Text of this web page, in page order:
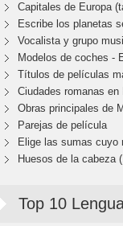
Capitales de Europa
Escribe los planetas
Vocalista y grupo
Modelos de coches -
Títulos de películas
Ciudades romanas en
Obras principales de
Parejas de película
Elige las sumas cuyo
Huesos de la cabeza
Top 10